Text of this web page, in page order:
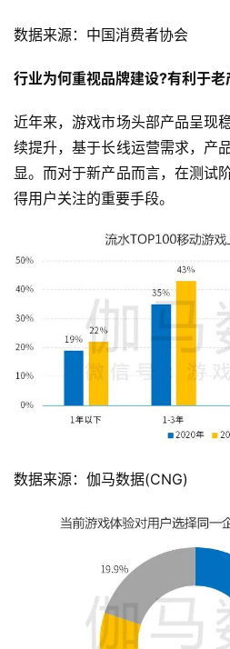
数据来源：中国消费者协会
行业为何重视品牌建设?有利于
近年来，游戏市场头部产品呈现
续提升，基于长线运营需求，产
显。而对于新产品而言，在测试
得用户关注的重要手段。
数据来源：伽马数据(CNG)